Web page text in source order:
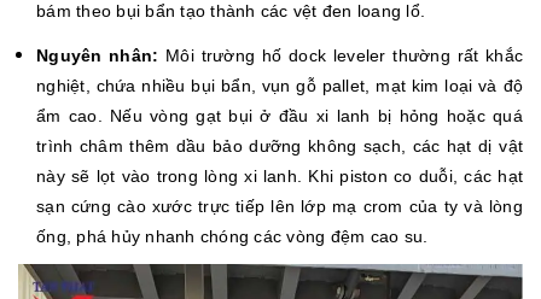
bám theo bụi bẩn tạo thành các vệt đen loang lổ.
Nguyên nhân: Môi trường hố dock leveler thường rất khắc
nghiệt, chứa nhiều bụi bẩn, vụn gỗ pallet, mạt kim loại và độ
ẩm cao. Nếu vòng gạt bụi ở đầu xi lanh bị hỏng hoặc quá
trình châm thêm dầu bảo dưỡng không sạch, các hạt dị vật
này sẽ lọt vào trong lòng xi lanh. Khi piston co duỗi, các hạt
sạn cứng cào xước trực tiếp lên lớp mạ crom của ty và lòng
ống, phá hủy nhanh chóng các vòng đệm cao su.